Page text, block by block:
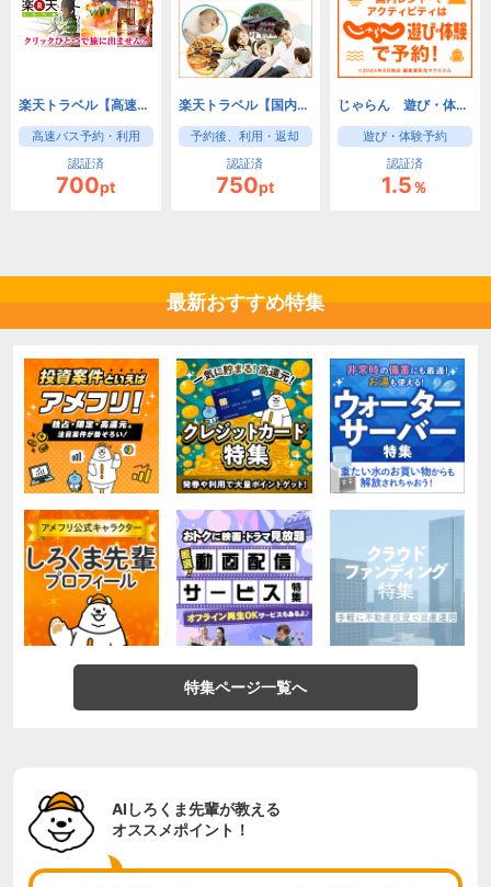
楽天トラベル【高速バス】
高速バス予約・利用
認証済
700pt
楽天トラベル【国内レンタカー】
予約後、利用・返却
認証済
750pt
じゃらん 遊び・体験予約
遊び・体験予約
認証済
1.5％
最新おすすめ特集
特集ページ一覧へ
AIしろくま先輩が教える
オススメポイント！